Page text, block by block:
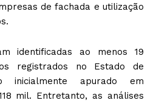
de fachada e utilização
identificadas ao menos 19
registrados no Estado de
inicialmente apurado em
mil. Entretanto, as análises